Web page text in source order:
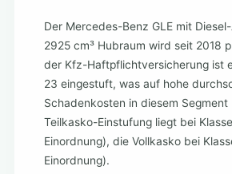
Der Mercedes-Benz GLE mit
2925 cm³ Hubraum wird seit 2018
der Kfz-Haftpflichtversicherung ist
23 eingestuft, was auf hohe
Schadenkosten in diesem
Teilkasko-Einstufung liegt bei
Einordnung), die Vollkasko bei
Einordnung).